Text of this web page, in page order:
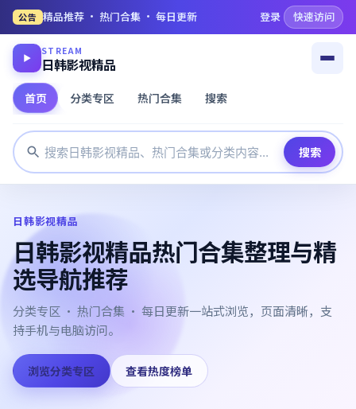
公告 精品推荐 · 热门合集 · 每日更新 登录 快速访问
▶
STREAM
日韩影视精品
首页 分类专区 热门合集 搜索
搜索
日韩影视精品
日韩影视精品热门合集整理与精
选导航推荐
分类专区 · 热门合集 · 每日更新一站式浏览，页面清晰，支
持手机与电脑访问。
浏览分类专区 查看热度榜单